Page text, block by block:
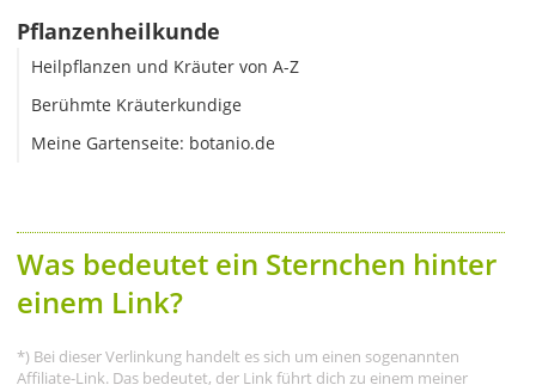
Pflanzenheilkunde
Heilpflanzen und Kräuter von A-Z
Berühmte Kräuterkundige
Meine Gartenseite: botanio.de
Was bedeutet ein Sternchen hinter
einem Link?
*) Bei dieser Verlinkung handelt es sich um einen sogenannten
Affiliate-Link. Das bedeutet, der Link führt dich zu einem meiner